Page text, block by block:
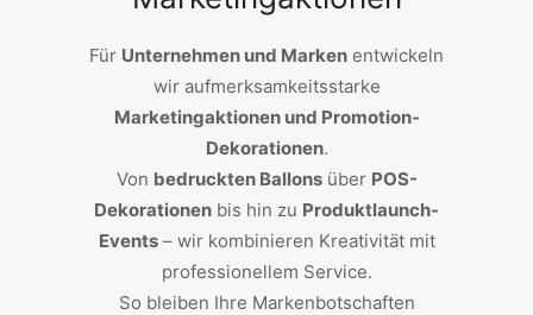
Für Unternehmen und Marken entwickeln
wir aufmerksamkeitsstarke
Marketingaktionen und Promotion-
Dekorationen.
Von bedruckten Ballonsüber POS-
Dekorationen bis hin zu Produktlaunch-
Events– wir kombinieren Kreativität mit
professionellem Service.
So bleiben Ihre Markenbotschaften